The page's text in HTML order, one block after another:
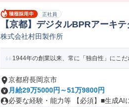
正社員
【京都】デジタルBPRアーキ
株式会社村田製作所
1944年の創業以来、常に「独自性」にこ
京都府長岡京市
月給29万5000円～51万9800円
必要な経験・能力等 【必須】■生成AI